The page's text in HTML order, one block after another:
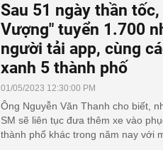
Sau 51 ngày thần
Vượng" tuyển 1.700
người tải app, cùng
xanh 5 thành phố
01/05/2023 12:30:00 PM
Ông Nguyễn Văn Thanh cho biết,
SM sẽ liên tục đưa thêm xe vào
thành phố khác trong năm nay với